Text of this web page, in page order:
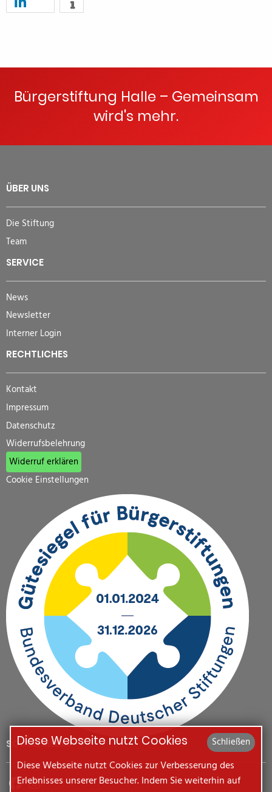
Bürgerstiftung Halle – Gemeinsam
wird's mehr.
ÜBER UNS
Die Stiftung
Team
SERVICE
News
Newsletter
Interner Login
RECHTLICHES
Kontakt
Impressum
Datenschutz
Widerrufsbelehrung
Widerruf erklären
Cookie Einstellungen
SOCIAL MEDIA Schließen
Diese Webseite nutzt Cookies
Diese Webseite nutzt Cookies zur Verbesserung des
Erlebnisses unserer Besucher. Indem Sie weiterhin auf